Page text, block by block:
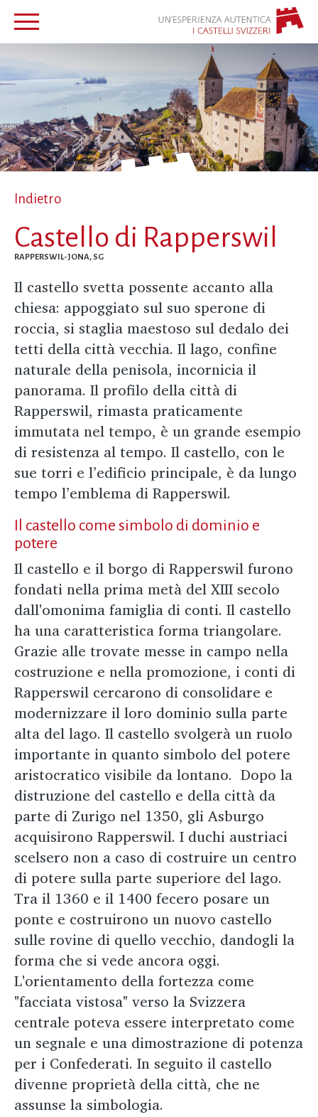
Indietro
Castello di Rapperswil
RAPPERSWIL-JONA, SG
Il castello svetta possente accanto alla
chiesa: appoggiato sul suo sperone di
roccia, si staglia maestoso sul dedalo dei
tetti della città vecchia. Il lago, confine
naturale della penisola, incornicia il
panorama. Il profilo della città di
Rapperswil, rimasta praticamente
immutata nel tempo, è un grande esempio
di resistenza al tempo. Il castello, con le
sue torri e l’edificio principale, è da lungo
tempo l’emblema di Rapperswil.
Il castello come simbolo di dominio e
potere
Il castello e il borgo di Rapperswil furono
fondati nella prima metà del XIII secolo
dall'omonima famiglia di conti. Il castello
ha una caratteristica forma triangolare.
Grazie alle trovate messe in campo nella
costruzione e nella promozione, i conti di
Rapperswil cercarono di consolidare e
modernizzare il loro dominio sulla parte
alta del lago. Il castello svolgerà un ruolo
importante in quanto simbolo del potere
aristocratico visibile da lontano. Dopo la
distruzione del castello e della città da
parte di Zurigo nel 1350, gli Asburgo
acquisirono Rapperswil. I duchi austriaci
scelsero non a caso di costruire un centro
di potere sulla parte superiore del lago.
Tra il 1360 e il 1400 fecero posare un
ponte e costruirono un nuovo castello
sulle rovine di quello vecchio, dandogli la
forma che si vede ancora oggi.
L'orientamento della fortezza come
"facciata vistosa" verso la Svizzera
centrale poteva essere interpretato come
un segnale e una dimostrazione di potenza
per i Confederati. In seguito il castello
divenne proprietà della città, che ne
assunse la simbologia.